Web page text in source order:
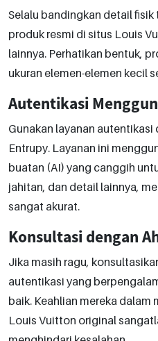
Selalu bandingkan detail
produk resmi di situs Louis
lainnya. Perhatikan bentuk,
ukuran elemen-elemen kecil
Autentikasi
Gunakan layanan
Entrupy. Layanan ini
buatan (AI) yang canggih
jahitan, dan detail lainnya,
sangat akurat.
Konsultasi dengan
Jika masih ragu,
autentikasi yang
baik. Keahlian mereka
Louis Vuitton original